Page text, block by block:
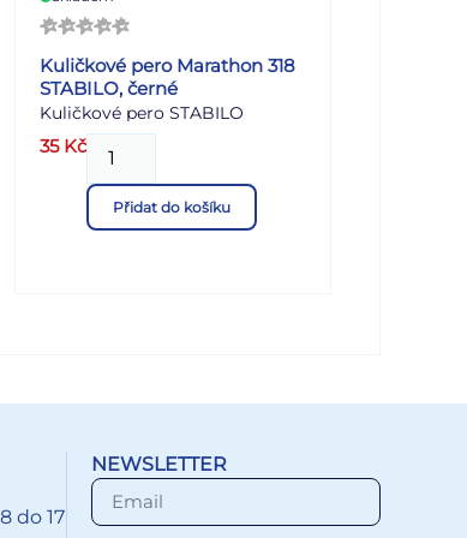
Kuličkové pero Marathon 318
STABILO, černé
Kuličkové pero STABILO
marathon se stiskacím
mechanismem je ideálním
společníkem pro školáky,
studenty, úředníky a pro
35 Kč
Přidat do košíku
do 17
NEWSLETTER